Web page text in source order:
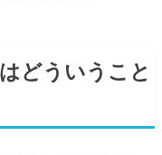
どういうこと